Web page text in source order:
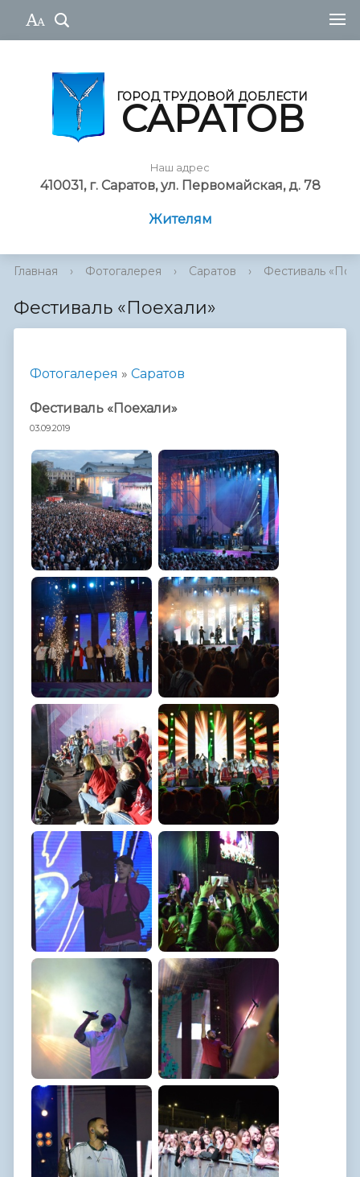
ГОРОД ТРУДОВОЙ ДОБЛЕСТИ
САРАТОВ
Наш адрес
410031, г. Саратов, ул. Первомайская, д. 78
Жителям
Главная › Фотогалерея › Саратов › Фестиваль
Фестиваль «Поехали»
Фотогалерея » Саратов
Фестиваль «Поехали»
03.09.2019